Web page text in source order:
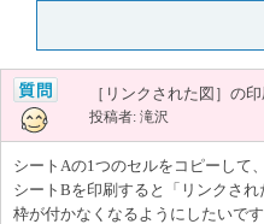
［リンクされた図］の
投稿者: 滝沢
シートAの1つのセルをコピーして
シートBを印刷すると「リンクさ
枠が付かなくなるようにしたいです